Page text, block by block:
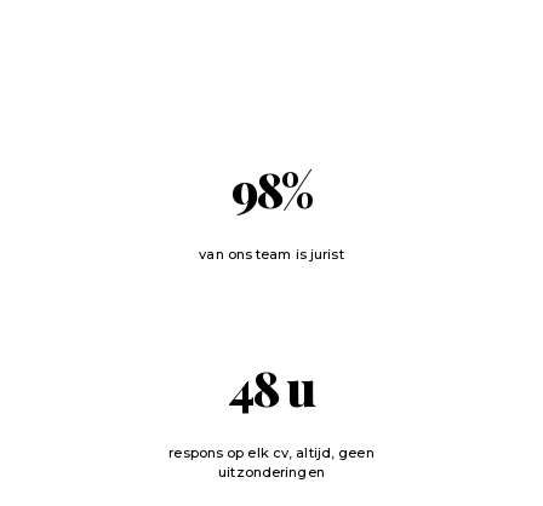
98%
van ons team is jurist
48u
respons op elk cv, altijd, geen
uitzonderingen